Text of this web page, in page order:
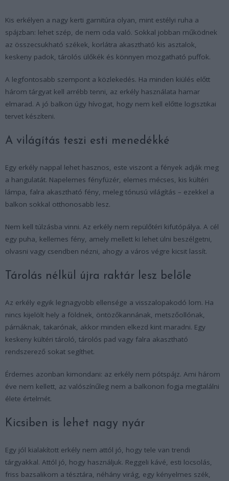
Kis erkélyen a nagy kerti garnitúra olyan, mint estélyi ruha a
spájzban: lehet szép, de nem oda való. Sokkal jobban működnek
az összecsukható székek, korlátra akasztható kis asztalok,
keskeny padok, tárolós ülőkék és könnyen mozgatható puffok.
A legfontosabb szempont a közlekedés. Ha minden kiülés előtt
három tárgyat kell arrébb tenni, az erkély használata hamar
elmarad. A jó balkon úgy hívogat, hogy nem kell előtte logisztikai
tervet készíteni.
A világítás teszi esti menedékké
Egy erkély nappal lehet hasznos, este viszont a fények adják meg
a hangulatát. Napelemes fényfüzér, elemes mécses, kis kültéri
lámpa, falra akasztható fény, meleg tónusú világítás – ezekkel a
balkon sokkal otthonosabb lesz.
Nem kell túlzásba vinni. Az erkély nem repülőtéri kifutópálya. A cél
egy puha, kellemes fény, amely mellett ki lehet ülni beszélgetni,
olvasni vagy csendben nézni, ahogy a város végre kicsit lassít.
Tárolás nélkül újra raktár lesz belőle
Az erkély egyik legnagyobb ellensége a visszalopakodó lom. Ha
nincs kijelölt hely a földnek, öntözőkannának, metszőollónak,
párnáknak, takarónak, akkor minden elkezd kint maradni. Egy
keskeny kültéri tároló, tárolós pad vagy falra akasztható
rendszerező sokat segíthet.
Érdemes azonban kimondani: az erkély nem pótspájz. Ami három
éve nem kellett, az valószínűleg nem a balkonon fogja megtalálni
élete értelmét.
Kicsiben is lehet nagy nyár
Egy jól kialakított erkély nem attól jó, hogy tele van trendi
tárgyakkal. Attól jó, hogy használjuk. Reggeli kávé, esti locsolás,
friss bazsalikom a tésztára, néhány virág, egy kényelmes szék,